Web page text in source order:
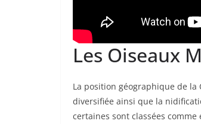
Les Oiseaux
La position géographique de
diversifiée ainsi que la
certaines sont classées